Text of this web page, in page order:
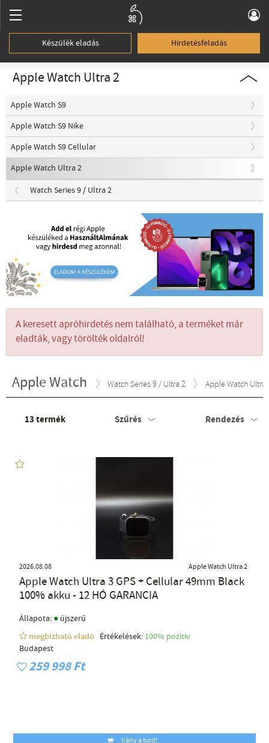
Készülék eladás Hirdetésfeladás
Apple Watch Ultra 2
Apple Watch S9
Apple Watch S9 Nike
Apple Watch S9 Cellular
Apple Watch Ultra 2
Watch Series 9 / Ultra 2
A keresett apróhirdetés nem található, a terméket már
eladták, vagy törölték oldalról!
Apple Watch Watch Series 9 / Ultra 2 Apple Watch Ultra
13termék Szűrés Rendezés
2026.08.08 Apple Watch Ultra 2
Apple Watch Ultra 3 GPS + Cellular 49mm Black
100% akku - 12 HÓ GARANCIA
Állapota: ● újszerű
megbízható eladó
Értékelések: 100% pozítiv
Budapest
259 998 Ft
Irány a bolt!